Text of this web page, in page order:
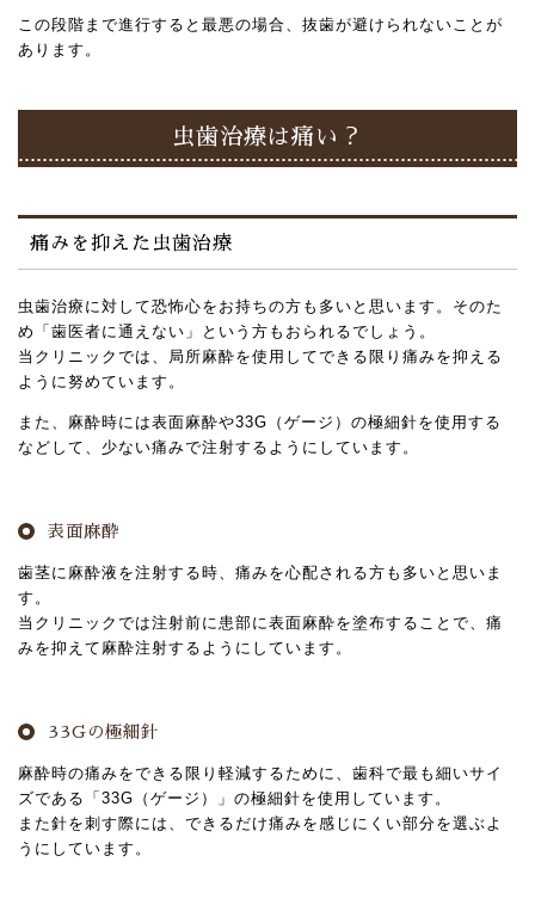
この段階まで進行すると最悪の場合、抜歯が避けられないことが
あります。
虫歯治療は痛い？
痛みを抑えた虫歯治療
虫歯治療に対して恐怖心をお持ちの方も多いと思います。そのた
め「歯医者に通えない」という方もおられるでしょう。
当クリニックでは、局所麻酔を使用してできる限り痛みを抑える
ように努めています。
また、麻酔時には表面麻酔や33G（ゲージ）の極細針を使用する
などして、少ない痛みで注射するようにしています。
表面麻酔
歯茎に麻酔液を注射する時、痛みを心配される方も多いと思いま
す。
当クリニックでは注射前に患部に表面麻酔を塗布することで、痛
みを抑えて麻酔注射するようにしています。
33Gの極細針
麻酔時の痛みをできる限り軽減するために、歯科で最も細いサイ
ズである「33G（ゲージ）」の極細針を使用しています。
また針を刺す際には、できるだけ痛みを感じにくい部分を選ぶよ
うにしています。